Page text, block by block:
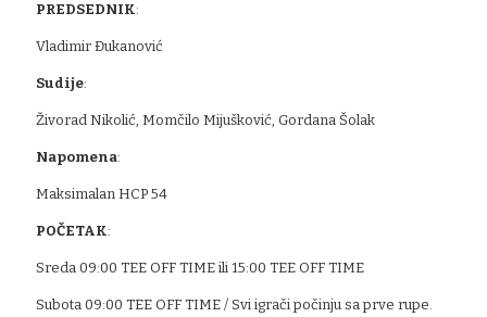
PREDSEDNIK:
Vladimir Đukanović
Sudije:
Živorad Nikolić, Momčilo Mijušković, Gordana Šolak
Napomena:
Maksimalan HCP 54
POČETAK:
Sreda 09:00 TEE OFF TIME ili 15:00 TEE OFF TIME
Subota 09:00 TEE OFF TIME / Svi igrači počinju sa prve rupe.